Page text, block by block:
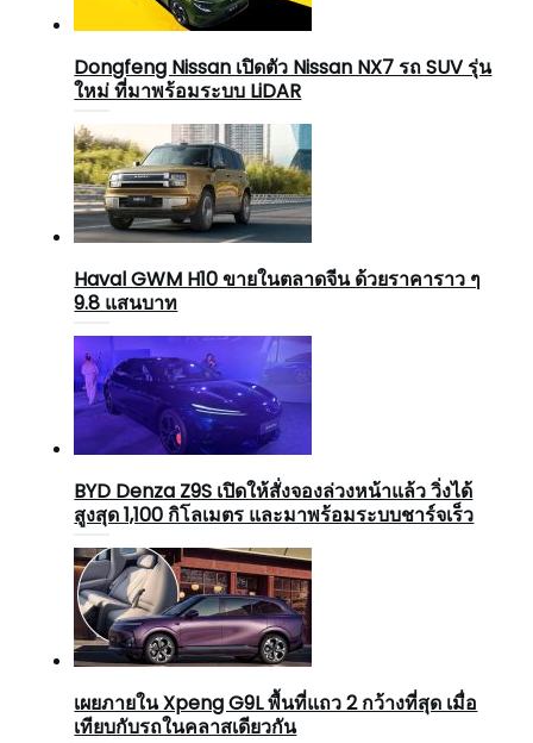
Dongfeng Nissan เปิดตัว Nissan NX7 รถ SUV รุ่น
ใหม่ ที่มาพร้อมระบบ LiDAR
Haval GWM H10 ขายในตลาดจีน ด้วยราคาราว ๆ
9.8 แสนบาท
BYD Denza Z9S เปิดให้สั่งจองล่วงหน้าแล้ว วิ่งได้
สูงสุด 1,100 กิโลเมตร และมาพร้อมระบบชาร์จเร็ว
เผยภายใน Xpeng G9L พื้นที่แถว 2 กว้างที่สุด เมื่อ
เทียบกับรถในคลาสเดียวกัน